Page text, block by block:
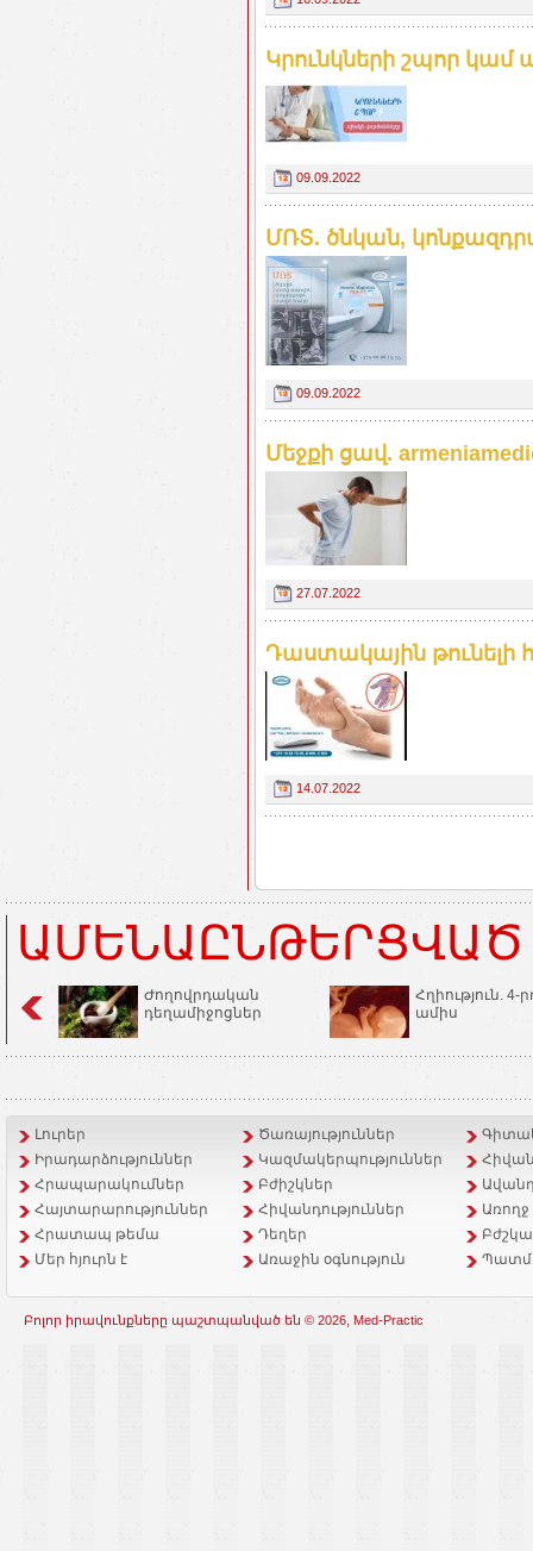
Կրունկների շպոր
09.09.2022
ՄՌՏ. ծնկան,
09.09.2022
Մեջքի ցավ.
27.07.2022
Դաստակային թունելի
14.07.2022
Ժողովրդական
դեղամիջոցներ
Հղիություն. 4-
ամիս
Լուրեր Ծառայություններ
Իրադարձություններ
Կազմակերպություններ
Հրապարակումներ
Բժիշկներ
Հայտարարություններ
Հիվանդություններ
Հրատապ թեմա
Դեղեր
Մեր հյուրն է
Առաջին օգնություն
Բոլոր իրավունքները պաշտպանված են © 2026, Med-Practic